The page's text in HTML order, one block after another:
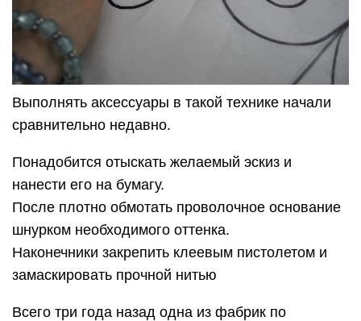
Выполнять аксессуары в такой технике начали
сравнительно недавно.
Понадобится отыскать желаемый эскиз и
нанести его на бумагу.
После плотно обмотать проволочное основание
шнурком необходимого оттенка.
Наконечники закрепить клеевым пистолетом и
замаскировать прочной нитью
Всего три года назад одна из фабрик по